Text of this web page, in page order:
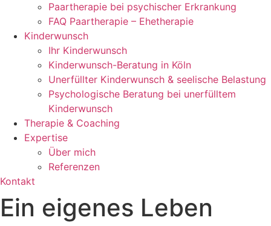
Paartherapie bei psychischer Erkrankung
FAQ Paartherapie – Ehetherapie
Kinderwunsch
Ihr Kinderwunsch
Kinderwunsch-Beratung in Köln
Unerfüllter Kinderwunsch & seelische Belastung
Psychologische Beratung bei unerfülltem
Kinderwunsch
Therapie & Coaching
Expertise
Über mich
Referenzen
Kontakt
Ein eigenes Leben